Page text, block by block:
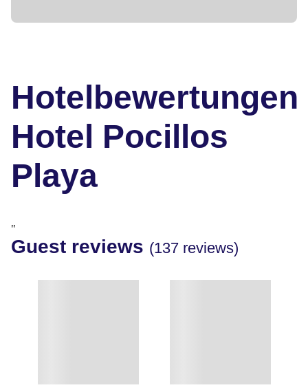
Hotelbewertungen
Hotel Pocillos
Playa
"
Guest reviews (137 reviews)